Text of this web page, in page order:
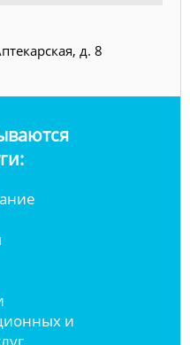
д. 8
и